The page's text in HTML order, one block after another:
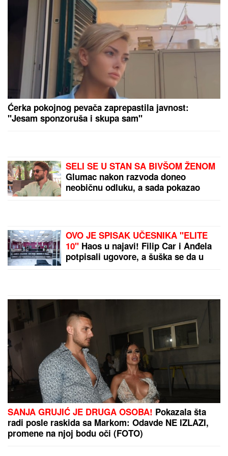
(FOTO) OVA DOKTORKA
JE MAJKA MINE
NAUMOVIĆ
Poznati je
kardiolog, ćerka nasledila
lepotu od nje
ćemo čuvati bezbednost
ABS NA DRAGAČEVSKOM
SABORU!Festivali su
mesto dobre zabave, a ne
PREPORUKA ZA VAS